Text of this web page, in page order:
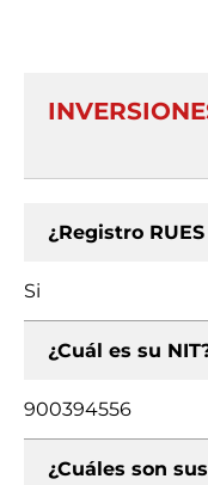
¿Registro
Si
¿Cuál es su
900394556
¿Cuáles son